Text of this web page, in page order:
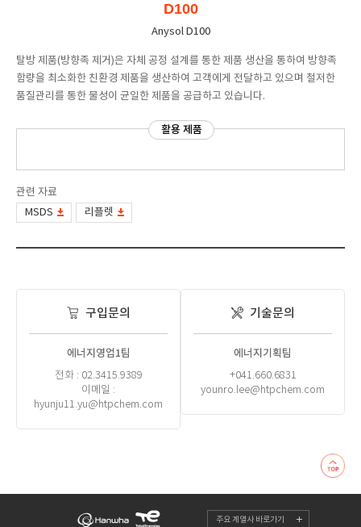
D100
Anysol D100
탈방 제품(방향족 제거)은 자체 공정 설계를 통한 제품 생산을 통하여 방향족
함량을 최소화한 친환경 제품을 생산하여 고객에게 전달하고 있으며 철저한
품질관리를 통한 물성이 균일한 제품을 공급하고 있습니다.
활용 제품
관련 자료
MSDS
리플렛
구입문의
에너지영업1팀
전화 : 02.3415.9389
이메일 :
hyunju11.yu@htpchem.com
기술문의
에너지기획팀
+041.660.6831
younro.lee@htpchem.com
주요 계열사 바로가기